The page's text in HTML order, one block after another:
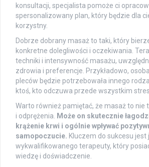
konsultacji, specjalista pomoże ci
spersonalizowany plan, który będzie dla
korzystny.
Dobrze dobrany masaż to taki, który
konkretne dolegliwości i oczekiwania.
techniki i intensywność masażu,
zdrowia i preferencje. Przykładowo,
pleców będzie potrzebowała innego
ktoś, kto odczuwa przede wszystkim stres
Warto również pamiętać, że masaż to nie
i odprężenia. Może on skutecznie
krążenie krwi i ogólnie wpływać
samopoczucie. Kluczem do sukcesu jest
wykwalifikowanego terapeuty, który
wiedzę i doświadczenie.